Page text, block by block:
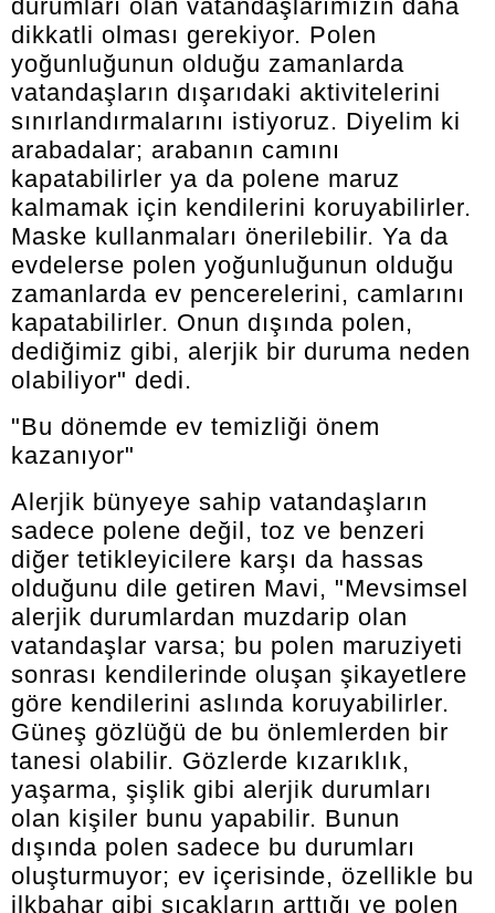
durumları olan vatandaşlarımızın daha
dikkatli olması gerekiyor. Polen
yoğunluğunun olduğu zamanlarda
vatandaşların dışarıdaki aktivitelerini
sınırlandırmalarını istiyoruz. Diyelim ki
arabadalar; arabanın camını
kapatabilirler ya da polene maruz
kalmamak için kendilerini koruyabilirler.
Maske kullanmaları önerilebilir. Ya da
evdelerse polen yoğunluğunun olduğu
zamanlarda ev pencerelerini, camlarını
kapatabilirler. Onun dışında polen,
dediğimiz gibi, alerjik bir duruma neden
olabiliyor" dedi.
"Bu dönemde ev temizliği önem
kazanıyor"
Alerjik bünyeye sahip vatandaşların
sadece polene değil, toz ve benzeri
diğer tetikleyicilere karşı da hassas
olduğunu dile getiren Mavi, "Mevsimsel
alerjik durumlardan muzdarip olan
vatandaşlar varsa; bu polen maruziyeti
sonrası kendilerinde oluşan şikayetlere
göre kendilerini aslında koruyabilirler.
Güneş gözlüğü de bu önlemlerden bir
tanesi olabilir. Gözlerde kızarıklık,
yaşarma, şişlik gibi alerjik durumları
olan kişiler bunu yapabilir. Bunun
dışında polen sadece bu durumları
oluşturmuyor; ev içerisinde, özellikle bu
ilkbahar gibi sıcakların arttığı ve polen